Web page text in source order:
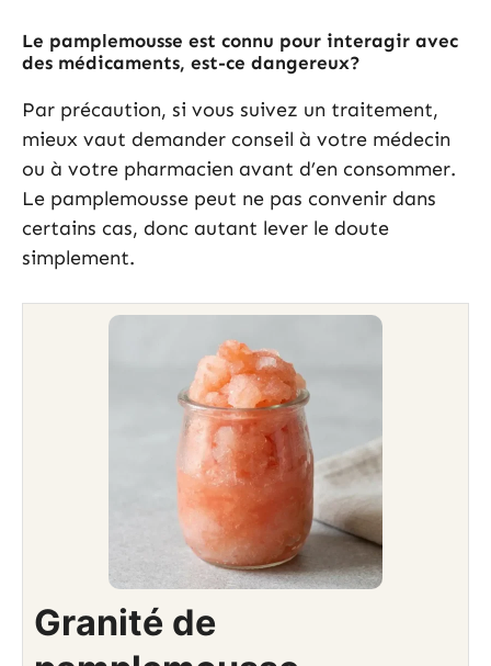
Le pamplemousse est connu pour interagir avec
des médicaments, est-ce dangereux?
Par précaution, si vous suivez un traitement,
mieux vaut demander conseil à votre médecin
ou à votre pharmacien avant d’en consommer.
Le pamplemousse peut ne pas convenir dans
certains cas, donc autant lever le doute
simplement.
Granité de